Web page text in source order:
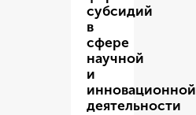
субсидий
в
сфере
научной
и
инновационной
деятельности